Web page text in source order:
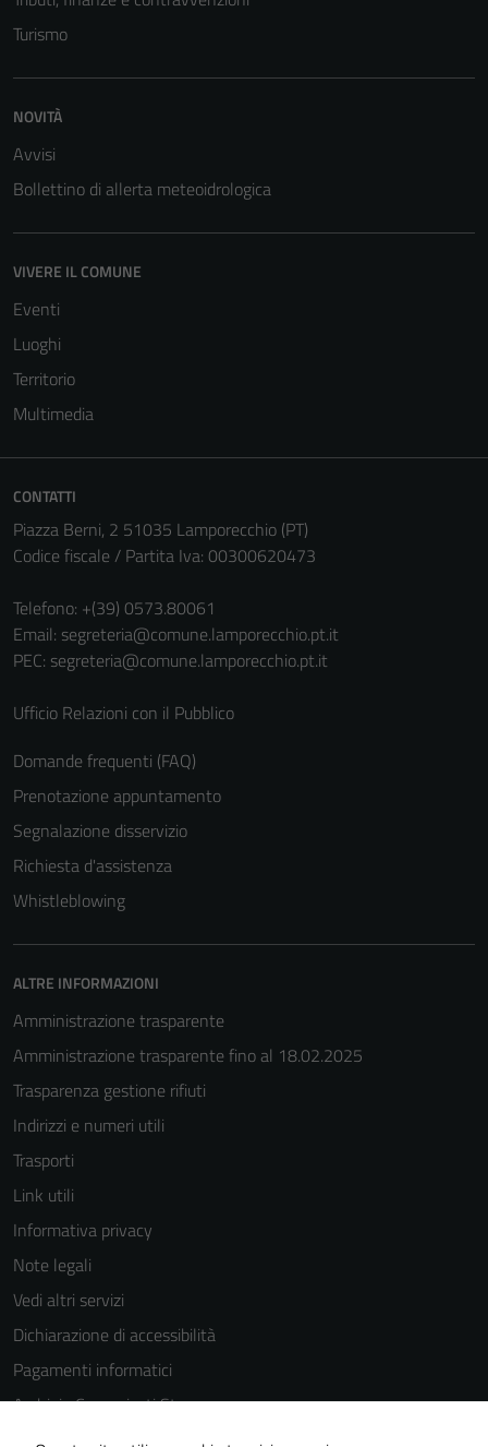
Turismo
NOVITÀ
Avvisi
Bollettino di allerta meteoidrologica
VIVERE IL COMUNE
Eventi
Luoghi
Territorio
Multimedia
CONTATTI
Piazza Berni, 2 51035 Lamporecchio (PT)
Codice fiscale / Partita Iva: 00300620473
Telefono: +(39) 0573.80061
Email: segreteria@comune.lamporecchio.pt.it
PEC: segreteria@comune.lamporecchio.pt.it
Ufficio Relazioni con il Pubblico
Domande frequenti (FAQ)
Prenotazione appuntamento
Segnalazione disservizio
Richiesta d'assistenza
Whistleblowing
ALTRE INFORMAZIONI
Amministrazione trasparente
Amministrazione trasparente fino al 18.02.2025
Trasparenza gestione rifiuti
Indirizzi e numeri utili
Trasporti
Link utili
Informativa privacy
Note legali
Vedi altri servizi
Dichiarazione di accessibilità
Pagamenti informatici
Archivio Comunicati Stampa
funzionamento
del sito e non
disabilitati.
Questi cookie
servizi esterni
dettagli) e